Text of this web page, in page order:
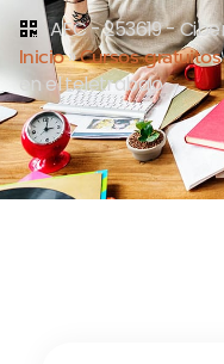
AFC - 253619 -
Inicio»Cursos gratuitos
en el teletrabajo